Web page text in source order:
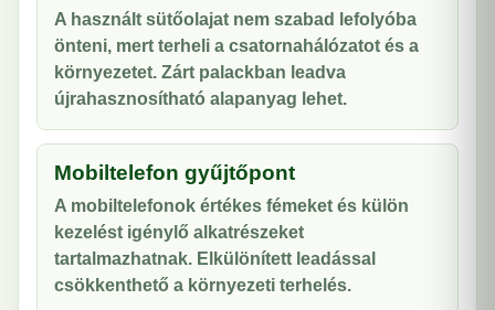
A használt sütőolajat nem szabad lefolyóba
önteni, mert terheli a csatornahálózatot és a
környezetet. Zárt palackban leadva
újrahasznosítható alapanyag lehet.
Mobiltelefon gyűjtőpont
A mobiltelefonok értékes fémeket és külön
kezelést igénylő alkatrészeket
tartalmazhatnak. Elkülönített leadással
csökkenthető a környezeti terhelés.